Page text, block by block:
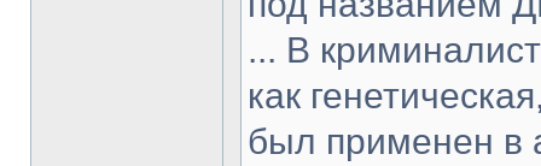
... В
как
был применен в